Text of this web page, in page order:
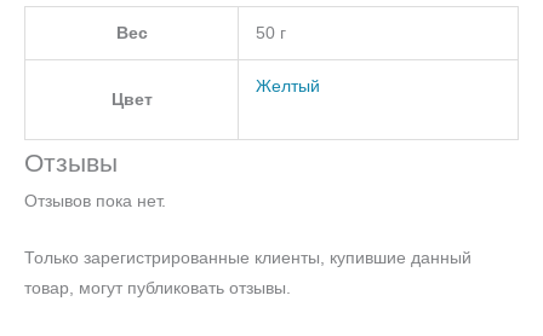
Вес 50 г
Цвет
Желтый
Отзывы
Отзывов пока нет.
Только зарегистрированные клиенты, купившие данный
товар, могут публиковать отзывы.